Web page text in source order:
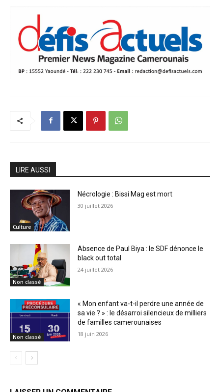
LIRE AUSSI
Culture
Nécrologie : Bissi Mag est mort
30 juillet 2026
Non classé
Absence de Paul Biya : le SDF dénonce le
black out total
24 juillet 2026
Non classé
« Mon enfant va-t-il perdre une année de
sa vie ? » : le désarroi silencieux de milliers
de familles camerounaises
18 juin 2026